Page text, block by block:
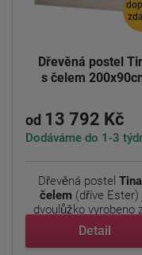
Dřevěná postel
s čelem
od 13 792 Kč
Dodáváme do 1-3
Dřevěná postel
čelem (dříve Ester)
dvoulůžko vyrobeno
Detail